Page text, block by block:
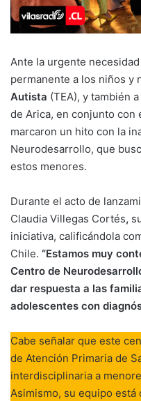
Ante la urgente
permanente a los niños y
Autista (TEA), y también
de Arica, en conjunto con
marcaron un hito con la
Neurodesarrollo, que
estos menores.
Durante el acto de
Claudia Villegas Cortés,
iniciativa, calificándola
Chile. “Estamos muy
Centro de
dar respuesta a las
adolescentes con
Cabe señalar que este
de Atención Primaria de
interdisciplinaria a
Asimismo, su equipo